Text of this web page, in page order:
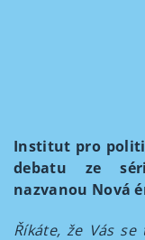
Institut pro
debatu ze
nazvanou Nová
Říkáte, že Vás